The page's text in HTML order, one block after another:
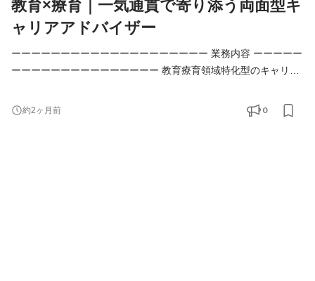
教育×療育｜一気通貫で寄り添う両面型キ
ャリアアドバイザー
ーーーーーーーーーーーーーーーーーーーー 業務内容 ーーーーー
ーーーーーーーーーーーーーーー 教育療育領域特化型のキャリア
業者の対象は学校、塾、習い事教室、児童発達支援教室、放課後
等デイサービス、教育系の企業、などになります。 求職者の対象
約2ヶ月前 0